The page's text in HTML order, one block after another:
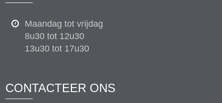
Maandag tot vrijdag
8u30 tot 12u30
13u30 tot 17u30
CONTACTEER ONS